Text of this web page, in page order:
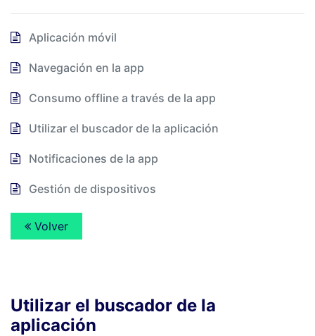
Aplicación móvil
Navegación en la app
Consumo offline a través de la app
Utilizar el buscador de la aplicación
Notificaciones de la app
Gestión de dispositivos
Volver
Utilizar el buscador de la
aplicación